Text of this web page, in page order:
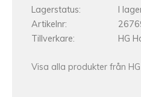
Lagerstatus
I
Artikelnr
Tillverkare
HG
Visa alla produkter från